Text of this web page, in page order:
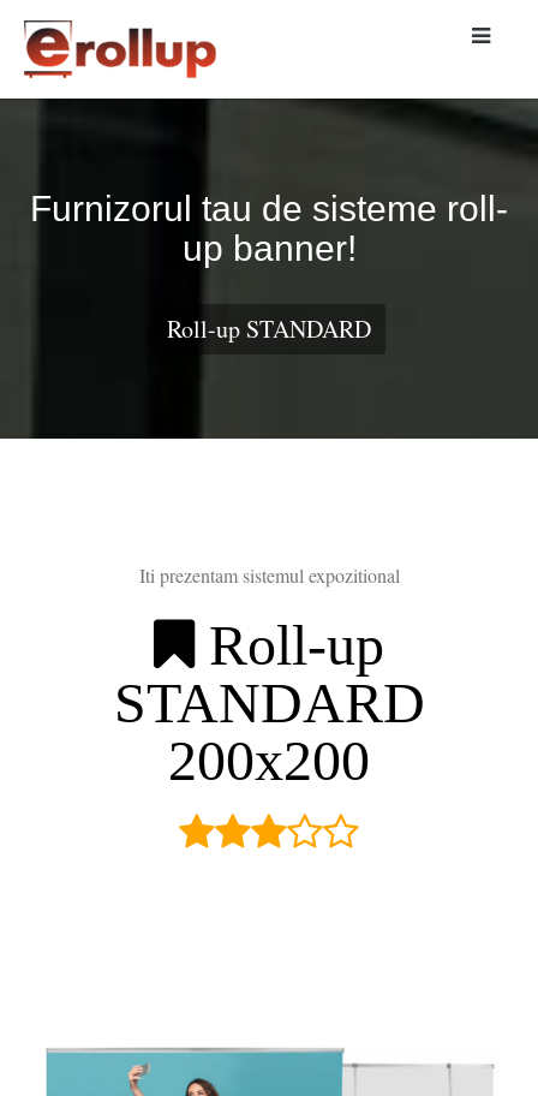
Furnizorul tau de sisteme roll-
up banner!
Roll-up STANDARD
Iti prezentam sistemul expozitional
Roll-up
STANDARD
200x200